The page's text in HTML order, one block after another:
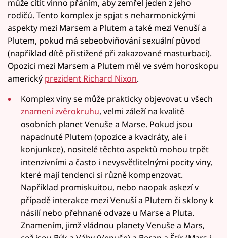
může cítit vinno přáním, aby zemřel jeden z jeho
rodičů. Tento komplex je spjat s neharmonickými
aspekty mezi Marsem a Plutem a také mezi Venuší a
Plutem, pokud má sebeobviňování sexuální původ
(například dítě přistižené při zakazované masturbaci).
Opozici mezi Marsem a Plutem měl ve svém horoskopu
americký prezident Richard Nixon.
Komplex viny se může prakticky objevovat u všech
znamení zvěrokruhu, velmi záleží na kvalitě
osobních planet Venuše a Marse. Pokud jsou
napadnuté Plutem (opozice a kvadráty, ale i
konjunkce), nositelé těchto aspektů mohou trpět
intenzivními a často i nevysvětlitelnými pocity viny,
které mají tendenci si různě kompenzovat.
Například promiskuitou, nebo naopak askezí v
případě interakce mezi Venuší a Plutem či sklony k
násilí nebo přehnané odvaze u Marse a Pluta.
Znamením, jimž vládnou planety Venuše a Mars,